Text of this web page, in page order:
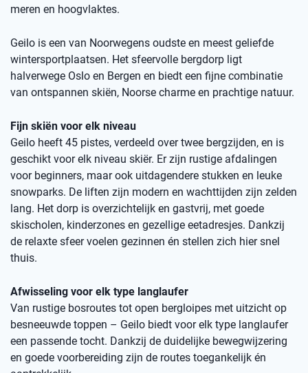
meren en hoogvlaktes.
Geilo is een van Noorwegens oudste en meest geliefde
wintersportplaatsen. Het sfeervolle bergdorp ligt
halverwege Oslo en Bergen en biedt een fijne combinatie
van ontspannen skiën, Noorse charme en prachtige natuur.
Fijn skiën voor elk niveau
Geilo heeft 45 pistes, verdeeld over twee bergzijden, en is
geschikt voor elk niveau skiër. Er zijn rustige afdalingen
voor beginners, maar ook uitdagendere stukken en leuke
snowparks. De liften zijn modern en wachttijden zijn zelden
lang. Het dorp is overzichtelijk en gastvrij, met goede
skischolen, kinderzones en gezellige eetadresjes. Dankzij
de relaxte sfeer voelen gezinnen én stellen zich hier snel
thuis.
Afwisseling voor elk type langlaufer
Van rustige bosroutes tot open bergloipes met uitzicht op
besneeuwde toppen – Geilo biedt voor elk type langlaufer
een passende tocht. Dankzij de duidelijke bewegwijzering
en goede voorbereiding zijn de routes toegankelijk én